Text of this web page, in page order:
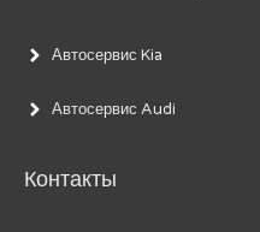
Автосервис Kia
Автосервис Audi
Контакты